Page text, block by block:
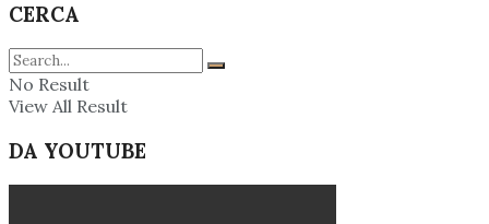
CERCA
No Result
View All Result
DA YOUTUBE